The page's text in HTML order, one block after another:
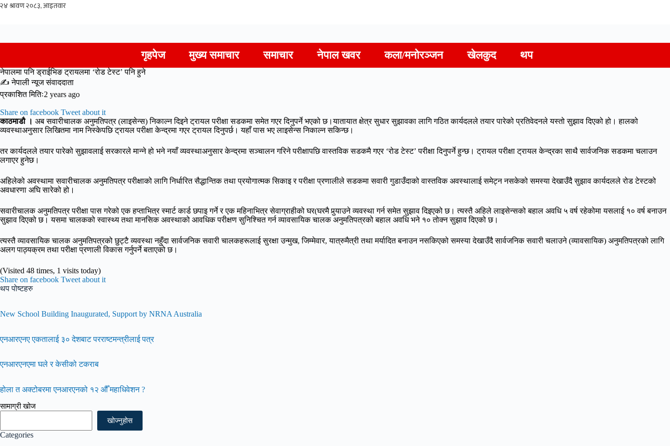
Skip
गृहपेज मुख्य समाचार समाचार नेपाल खवर कला/मनोरञ्जन खेलकुद थप
नेपालमा पनि ड्राईभिङ ट्रायलमा ‘रोड टेस्ट’ पनि हुने
✍ नेपाली न्यूज संवाददाता
प्रकाशित मितिः2 years ago
Share on facebook Tweet about it
काठमाडौ । अब सवारीचालक अनुमतिपत्र (लाइसेन्स) निकाल्न दिइने ट्रायल परीक्षा सडकमा समेत गएर दिनुपर्ने भएको छ।यातायात क्षेत्र सुधार सुझावका लागि गठित कार्यदलले तयार पारेको प्रतिवेदनले यस्तो सुझाव दिएको हो। हालको
व्यवस्थाअनुसार लिखितमा नाम निस्केपछि ट्रायल परीक्षा केन्द्रमा गएर ट्रायल दिनुपर्छ। यहाँ पास भए लाइसेन्स निकाल्न सकिन्छ।
तर कार्यदलले तयार पारेको सुझावलाई सरकारले मान्ने हो भने नयाँ व्यवस्थाअनुसार केन्द्रमा सञ्चालन गरिने परीक्षापछि वास्तविक सडकमै गएर ‘रोड टेस्ट’ परीक्षा दिनुपर्ने हुन्छ। ट्रायल परीक्षा ट्रायल केन्द्रका साथै सार्वजनिक सडकमा चलाउन
लगाएर हुनेछ।
अहिलेको अवस्थामा सवारीचालक अनुमतिपत्र परीक्षाको लागि निर्धारित सैद्धान्तिक तथा प्रयोगात्मक सिकाइ र परीक्षा प्रणालीले सडकमा सवारी गुडाउँदाको वास्तविक अवस्थालाई समेट्न नसकेको समस्या देखाउँदै सुझाव कार्यदलले रोड टेस्टको
अवधारणा अघि सारेको हो।
सवारीचालक अनुमतिपत्र परीक्षा पास गरेको एक हप्ताभित्र स्मार्ट कार्ड छपाइ गर्ने र एक महिनाभित्र सेवाग्राहीको घर(घरमै पुर्‍याउने व्यवस्था गर्न समेत सुझाव दिइएको छ। त्यस्तै अहिले लाइसेन्सको बहाल अवधि ५ वर्ष रहेकोमा यसलाई १० वर्ष बनाउन
सुझाव दिएको छ। यसमा चालकको स्वास्थ्य तथा मानसिक अवस्थाको आवधिक परीक्षण सुनिश्चित गर्न व्यावसायिक चालक अनुमतिपत्रको बहाल अवधि भने १० तोक्न सुझाव दिएको छ।
त्यस्तै व्यावसायिक चालक अनुमतिपत्रको छुट्टै व्यवस्था नहुँदा सार्वजनिक सवारी चालकहरूलाई सुरक्षा उन्मुख, जिम्मेवार, यात्रुमैत्री तथा मर्यादित बनाउन नसकिएको समस्या देखाउँदै सार्वजनिक सवारी चलाउने (व्यावसायिक) अनुमतिपत्रको लागि
अलग पाठ्यक्रम तथा परीक्षा प्रणाली विकास गर्नुपर्ने बताएको छ।
(Visited 48 times, 1 visits today)
Share on facebook Tweet about it
थप पोष्टहरु
New School Building Inaugurated, Support by NRNA Australia
एनआरएनए एकतालाई ३० देशबाट परराष्टमन्त्रीलाई पत्र
एनआरएनएमा घले र केसीको टकराब
होला त अक्टोबरमा एनआरएनको १२ औँ महाधिवेशन ?
सामाग्री खोज
खोज्नुहोस
Categories